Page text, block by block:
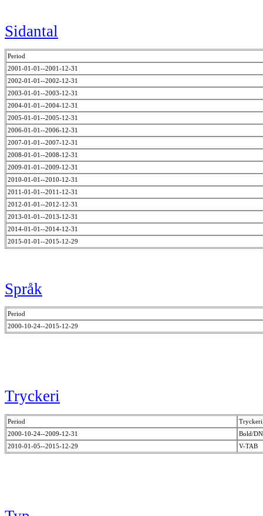
Sidantal
Period
2001-01-01--2001-12-31
2002-01-01--2002-12-31
2003-01-01--2003-12-31
2004-01-01--2004-12-31
2005-01-01--2005-12-31
2006-01-01--2006-12-31
2007-01-01--2007-12-31
2008-01-01--2008-12-31
2009-01-01--2009-12-31
2010-01-01--2010-12-31
2011-01-01--2011-12-31
2012-01-01--2012-12-31
2013-01-01--2013-12-31
2014-01-01--2014-12-31
2015-01-01--2015-12-29
Språk
Period
2000-10-24--2015-12-29
Tryckeri
Period
Tryckeri
2000-10-24--2009-12-31
Bold/
2010-01-05--2015-12-29
V-TAB